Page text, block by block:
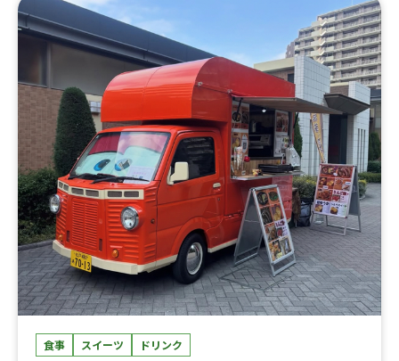
こ、宇治抹茶団子、イタリアンソーダ（学祭用)、アサヒ
スーパードライ、ライム付きキリンビール(カップ)、チョ
コレートワッフル、コーヒー（買い取り)、フラットホワ
イト、ポンデケージョ、チュロス（学割用)、アールグレ
イティー(ミルク、レモン、ストレート）買い取り、カフェ
ラテ（買い取り)、ホットコーヒー、ホットミルク、フラワ
ーアロマラテ、メキシカンビール、トロピカルアイススム
ージー、宇治抹茶アイススムージー、イタリアンソーダ
ブルーベリー、タピオカドリンク(学祭用）、ホットドッ
グ(学祭用）、ベーコンのパニーニ、宇治抹茶ラテ、甘露
梅ソーダ、甘酒（ホット)、ホットタピオカドリンク、クラ
ムチャウダー、ホットジュース、イタリアンホットミル
ク、有馬金泉コーヒー、イタリアンソーダ、ハーフチュロ
ス、【買い取り】スモークチキンのパニーニ、おしるこ、
【買取】ワッフルセット、ハロウィンラテ、アイススムー
ジー（学祭用)、スモークチキンのパニーニ、エスプレッ
ソ系コーヒー（学祭用)、ポークソーセージのホットドッ
リアンスモークチキン盛り合わせ、ソーセージ盛り合わ
食事 スイーツ ドリンク